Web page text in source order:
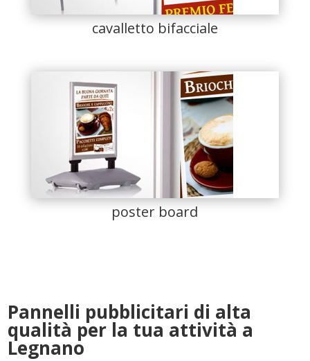
cavalletto bifacciale
poster board
Pannelli pubblicitari di alta
qualità per la tua attività a
Legnano